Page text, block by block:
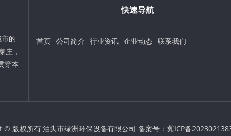
的
庄，
穿本
快速导航
首页 公司简介 行业资讯 企业动态 联系我们
© 版权所有:泊头市绿洲环保设备有限公司 备案号： 冀ICP备